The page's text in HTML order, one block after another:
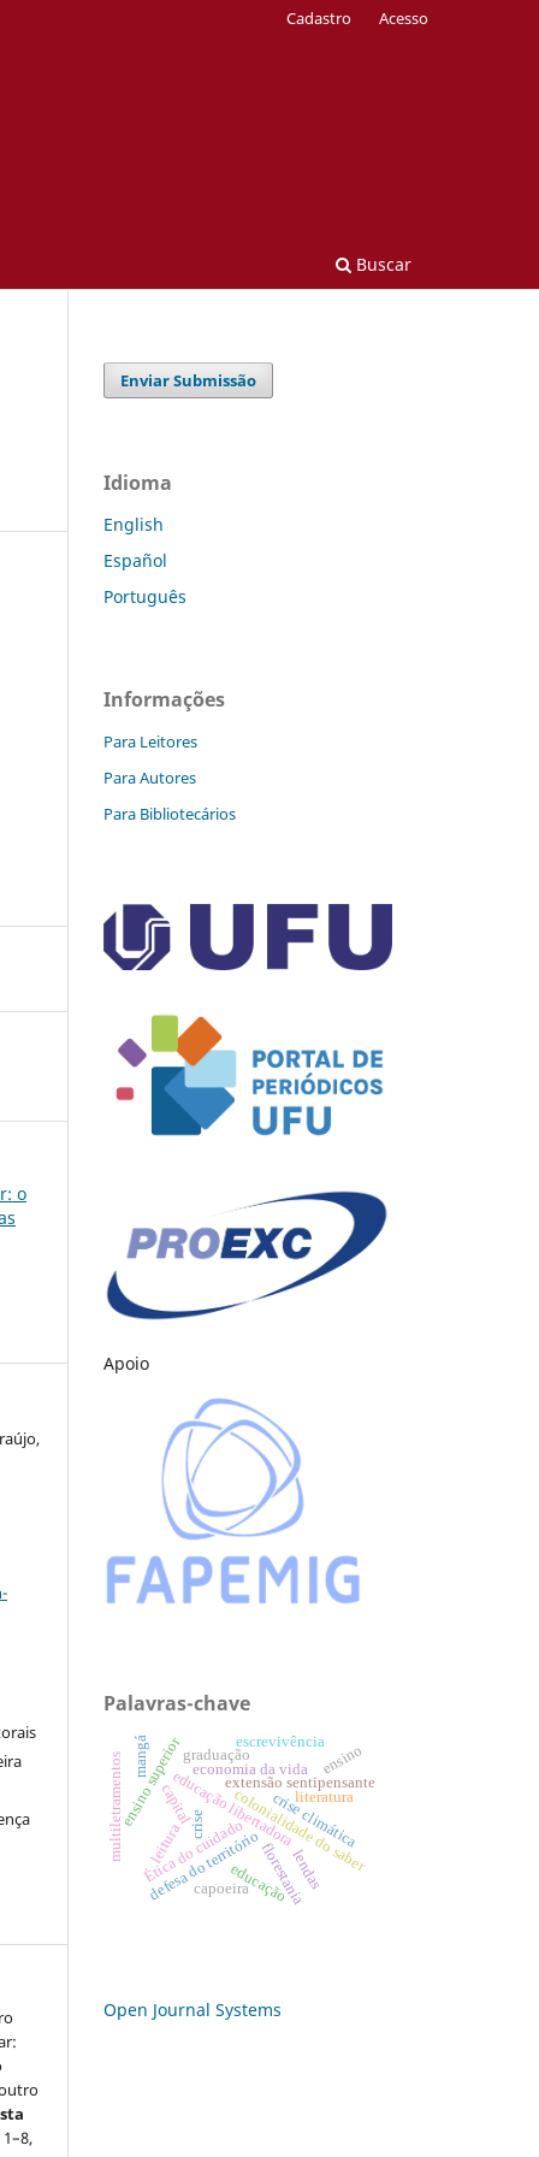
Buscar
Cadastro Acesso
o
Enviar Submissão
Idioma
English
Español
Português
Informações
Para Leitores
Para Autores
Para Bibliotecários
Apoio
Palavras-chave
extensão sentipensante
colonialidade do saber
educação libertadora
florestania
Ética do cuidado
ensino superior
defesa do território
economia da vida
crise climática
crise
capital
multiletramentos ensino
graduação
escrevivência
literatura
educação
mangá
leitura
capoeira lendas
Open Journal Systems